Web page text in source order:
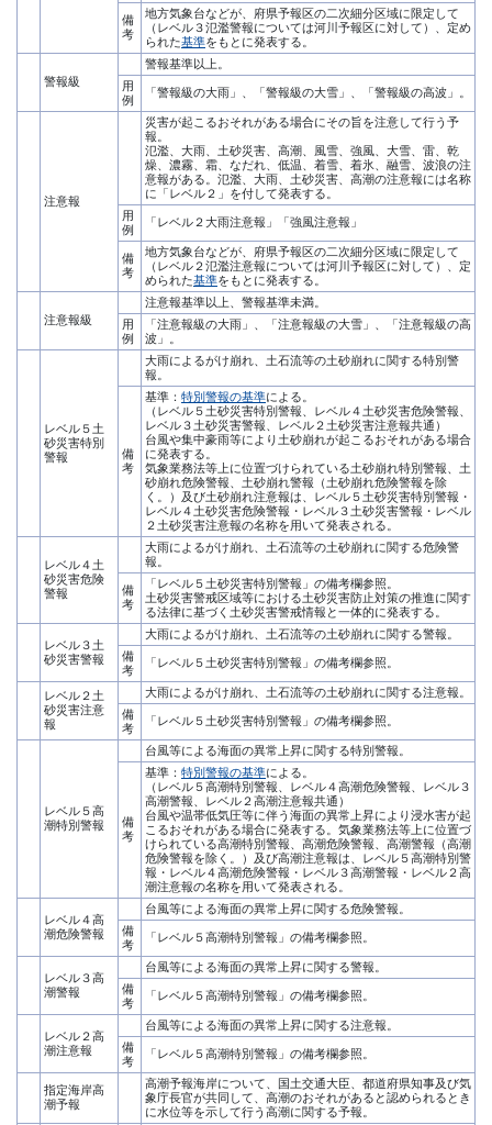
備
考
地方気象台などが、府県予報区の二次細分区域に限定して
（レベル３氾濫警報については河川予報区に対して）、定め
られた基準をもとに発表する。
警報級
警報基準以上。
用
例
「警報級の大雨」、「警報級の大雪」、「警報級の高波」。
注意報
災害が起こるおそれがある場合にその旨を注意して行う予
報。
氾濫、大雨、土砂災害、高潮、風雪、強風、大雪、雷、乾
燥、濃霧、霜、なだれ、低温、着雪、着氷、融雪、波浪の注
意報がある。氾濫、大雨、土砂災害、高潮の注意報には名称
に「レベル２」を付して発表する。
用
例
「レベル２大雨注意報」「強風注意報」
備
考
地方気象台などが、府県予報区の二次細分区域に限定して
（レベル２氾濫注意報については河川予報区に対して）、定
められた基準をもとに発表する。
注意報級
注意報基準以上、警報基準未満。
用
例
「注意報級の大雨」、「注意報級の大雪」、「注意報級の高
波」。
レベル５土
砂災害特別
警報
大雨によるがけ崩れ、土石流等の土砂崩れに関する特別警
報。
備
考
基準： 特別警報の基準による。
（レベル５土砂災害特別警報、レベル４土砂災害危険警報、
レベル３土砂災害警報、レベル２土砂災害注意報共通）
台風や集中豪雨等により土砂崩れが起こるおそれがある場合
に発表する。
気象業務法等上に位置づけられている土砂崩れ特別警報、土
砂崩れ危険警報、土砂崩れ警報（土砂崩れ危険警報を除
く。）及び土砂崩れ注意報は、レベル５土砂災害特別警報・
レベル４土砂災害危険警報・レベル３土砂災害警報・レベル
２土砂災害注意報の名称を用いて発表される。
レベル４土
砂災害危険
警報
大雨によるがけ崩れ、土石流等の土砂崩れに関する危険警
報。
備
考
「レベル５土砂災害特別警報」の備考欄参照。
土砂災害警戒区域等における土砂災害防止対策の推進に関す
る法律に基づく土砂災害警戒情報と一体的に発表する。
レベル３土
砂災害警報
大雨によるがけ崩れ、土石流等の土砂崩れに関する警報。
備
考
「レベル５土砂災害特別警報」の備考欄参照。
レベル２土
砂災害注意
報
大雨によるがけ崩れ、土石流等の土砂崩れに関する注意報。
備
考
「レベル５土砂災害特別警報」の備考欄参照。
レベル５高
潮特別警報
台風等による海面の異常上昇に関する特別警報。
備
考
基準： 特別警報の基準による。
（レベル５高潮特別警報、レベル４高潮危険警報、レベル３
高潮警報、レベル２高潮注意報共通）
台風や温帯低気圧等に伴う海面の異常上昇により浸水害が起
こるおそれがある場合に発表する。気象業務法等上に位置づ
けられている高潮特別警報、高潮危険警報、高潮警報（高潮
危険警報を除く。）及び高潮注意報は、レベル５高潮特別警
報・レベル４高潮危険警報・レベル３高潮警報・レベル２高
潮注意報の名称を用いて発表される。
レベル４高
潮危険警報
台風等による海面の異常上昇に関する危険警報。
備
考
「レベル５高潮特別警報」の備考欄参照。
レベル３高
潮警報
台風等による海面の異常上昇に関する警報。
備
考
「レベル５高潮特別警報」の備考欄参照。
レベル２高
潮注意報
台風等による海面の異常上昇に関する注意報。
備
考
「レベル５高潮特別警報」の備考欄参照。
指定海岸高
潮予報
高潮予報海岸について、国土交通大臣、都道府県知事及び気
象庁長官が共同して、高潮のおそれがあると認められるとき
に水位等を示して行う高潮に関する予報。